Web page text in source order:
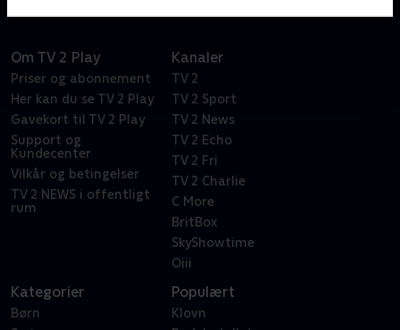
Om TV 2 Play
Priser og abonnement
Her kan du se TV 2 Play
Gavekort til TV 2 Play
Support og
Kundecenter
Vilkår og betingelser
TV 2 NEWS i offentligt
rum
Kanaler
TV 2
TV 2 Sport
TV 2 News
TV 2 Echo
TV 2 Fri
TV 2 Charlie
C More
BritBox
SkyShowtime
Oiii
Kategorier
Børn
Populært
Klovn